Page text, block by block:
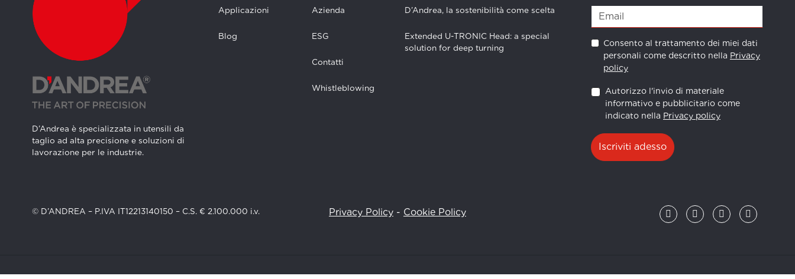
D’Andrea è specializzata in utensili da
taglio ad alta precisione e soluzioni di
lavorazione per le industrie.
Applicazioni
Blog
Azienda
ESG
Contatti
Whistleblowing
D’Andrea, la sostenibilità come scelta
Extended U-TRONIC Head: a special
solution for deep turning
Consento al trattamento dei miei dati
personali come descritto nella Privacy
policy
Autorizzo l'invio di materiale
informativo e pubblicitario come
indicato nella Privacy policy
Iscriviti adesso
© D’ANDREA – P.IVA IT12213140150 – C.S. € 2.100.000 i.v. Privacy Policy- Cookie Policy